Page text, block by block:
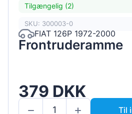
Tilgængelig (2)
SKU: 300003-0
FIAT 126P 1972-2000
Frontruderamme
379 DKK
Til